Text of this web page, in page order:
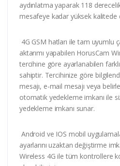
aydınlatma yaparak 118
mesafeye kadar yüksek kalitede
4G GSM hatları ile tam uyumlu
aktarımı yapabilen HorusCam
tercihine göre ayarlanabilen
sahiptir. Tercihinize göre
mesajı, e-mail mesajı veya
otomatik yedekleme imkanı ile
yedekleme imkanı sunar.
Android ve IOS mobil
ayarlarını uzaktan değiştirme
Wireless 4G ile tüm kontrollere